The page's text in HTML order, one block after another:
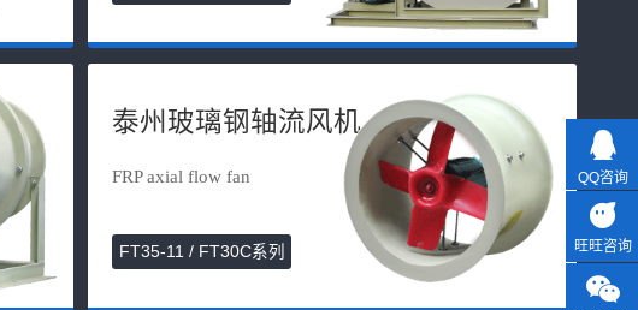
泰州玻璃钢轴流风机
FRP axial flow fan
FT35-11 / FT30C系列
QQ咨询
旺旺咨询